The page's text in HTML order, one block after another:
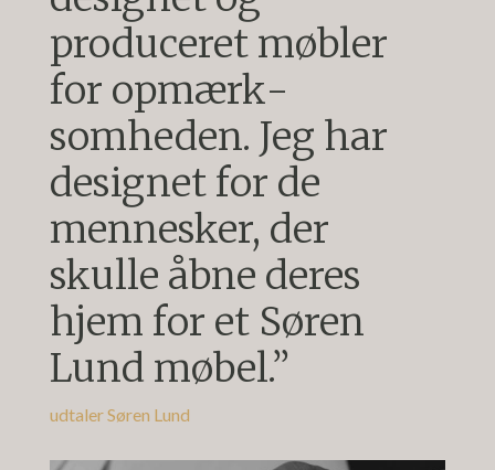
produceret møbler
for opmærk­
somheden. Jeg har
designet for de
mennesker, der
skulle åbne deres
hjem for et Søren
Lund møbel.”
udtaler Søren Lund